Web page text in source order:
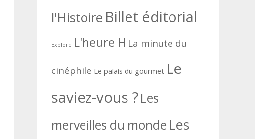
l'Histoire Billet éditorial
Explore L'heure H La minute du
cinéphile Le palais du gourmet Le
saviez-vous ?Les
merveilles du monde Les